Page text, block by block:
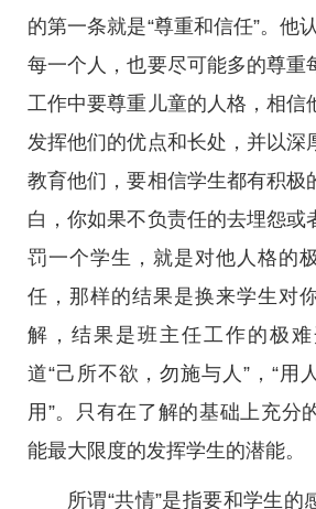
的第一条就是“尊重和信任”。他
每一个人，也要尽可能多的尊重
工作中要尊重儿童的人格，相信
发挥他们的优点和长处，并以深
教育他们，要相信学生都有积极
白，你如果不负责任的去埋怨或
罚一个学生，就是对他人格的
任，那样的结果是换来学生对
解，结果是班主任工作的极
道“己所不欲，勿施与人”，“用
用”。只有在了解的基础上充分
能最大限度的发挥学生的潜能。
所谓“共情”是指要和学生的